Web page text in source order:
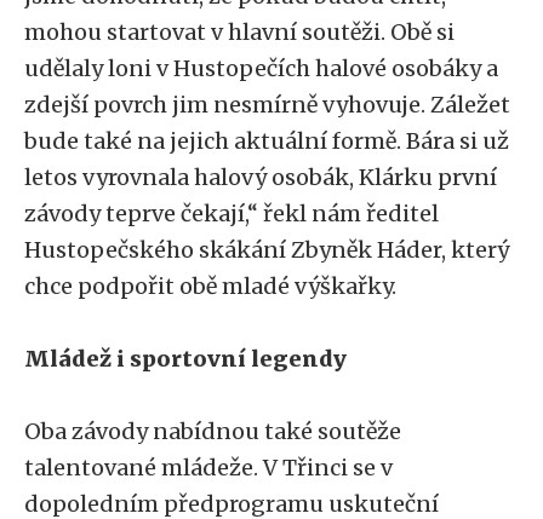
mohou startovat v hlavní soutěži. Obě si
udělaly loni v Hustopečích halové osobáky a
zdejší povrch jim nesmírně vyhovuje. Záležet
bude také na jejich aktuální formě. Bára si už
letos vyrovnala halový osobák, Klárku první
závody teprve čekají,“ řekl nám ředitel
Hustopečského skákání Zbyněk Háder, který
chce podpořit obě mladé výškařky.
Mládež i sportovní legendy
Oba závody nabídnou také soutěže
talentované mládeže. V Třinci se v
dopoledním předprogramu uskuteční